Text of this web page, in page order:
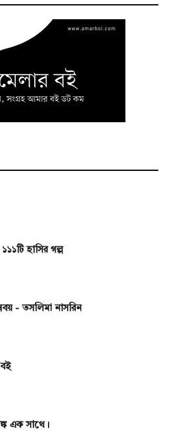
হাসির গল্প
- তসলিমা নাসরিন
এক সাথে।